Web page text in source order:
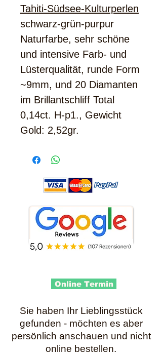
Tahiti-Südsee-Kulturperlen
schwarz-grün-purpur
Naturfarbe, sehr schöne
und intensive Farb- und
Lüsterqualität, runde Form
~9mm, und 20 Diamanten
im Brillantschliff Total
0,14ct. H-p1., Gewicht
Gold: 2,52gr.
Online Termin
Sie haben Ihr Lieblingsstück
gefunden - möchten es aber
persönlich anschauen und nicht
online bestellen.